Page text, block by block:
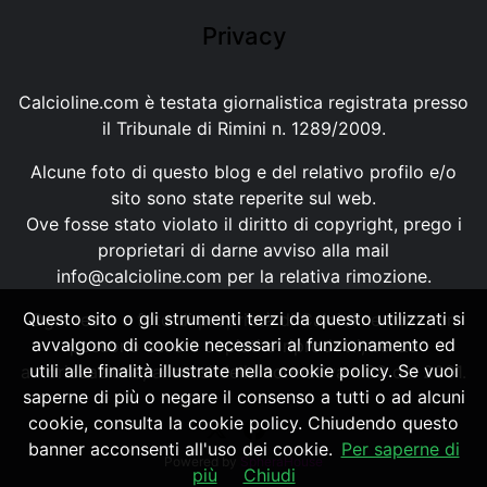
Privacy
Calcioline.com è testata giornalistica registrata presso
il Tribunale di Rimini n. 1289/2009.
Alcune foto di questo blog e del relativo profilo e/o
sito sono state reperite sul web.
Ove fosse stato violato il diritto di copyright, prego i
proprietari di darne avviso alla mail
info@calcioline.com per la relativa rimozione.
Ogni testo e foto di proprietà di Calcioline.com non
possono essere copiati o riprodotti, senza
autorizzazione, ai sensi della normativa n.29 del 2001.
Powered by SpheraHouse
Questo sito o gli strumenti terzi da questo utilizzati si
avvalgono di cookie necessari al funzionamento ed
utili alle finalità illustrate nella cookie policy. Se vuoi
saperne di più o negare il consenso a tutti o ad alcuni
cookie, consulta la cookie policy. Chiudendo questo
banner acconsenti all'uso dei cookie. Per saperne di
più
Chiudi